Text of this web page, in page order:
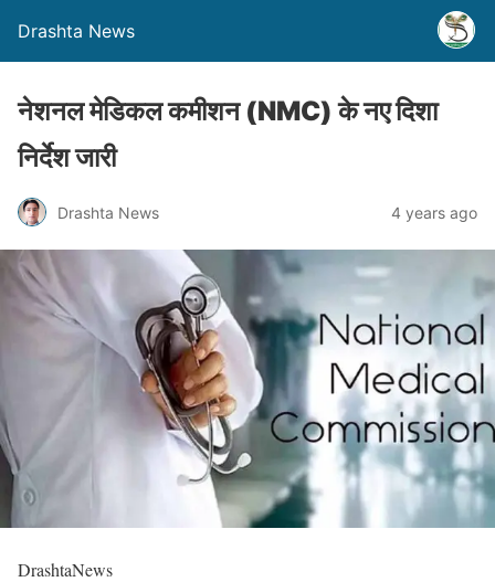
Drashta News
नेशनल मेडिकल कमीशन (NMC) के नए दिशा
निर्देश जारी
Drashta News 4 years ago
DrashtaNews